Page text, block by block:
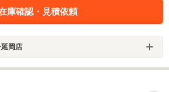
庫確認・見積依頼
岡店